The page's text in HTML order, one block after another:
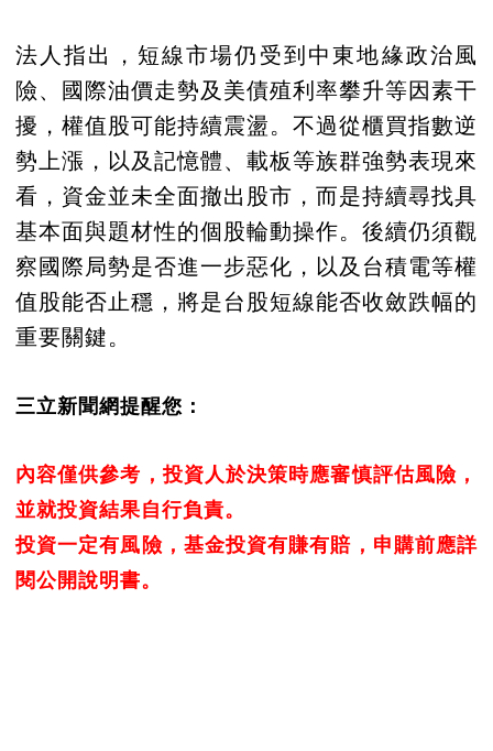
法人指出，短線市場仍受到中東地緣政治風
險、國際油價走勢及美債殖利率攀升等因素干
擾，權值股可能持續震盪。不過從櫃買指數逆
勢上漲，以及記憶體、載板等族群強勢表現來
看，資金並未全面撤出股市，而是持續尋找具
基本面與題材性的個股輪動操作。後續仍須觀
察國際局勢是否進一步惡化，以及台積電等權
值股能否止穩，將是台股短線能否收斂跌幅的
重要關鍵。
三立新聞網提醒您：
內容僅供參考，投資人於決策時應審慎評估風險，
並就投資結果自行負責。
投資一定有風險，基金投資有賺有賠，申購前應詳
閱公開說明書。